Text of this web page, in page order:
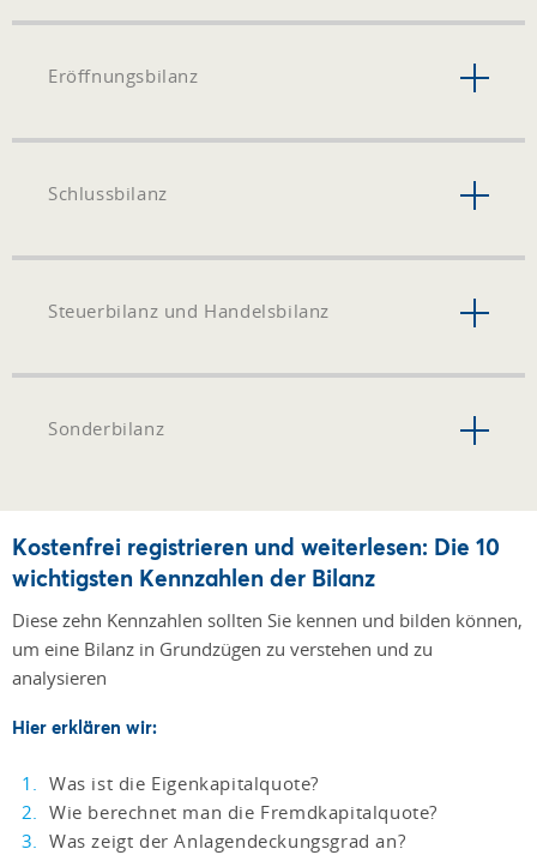
Eröffnungsbilanz
Schlussbilanz
Steuerbilanz und Handelsbilanz
Sonderbilanz
Kostenfrei registrieren und weiterlesen: Die 10
wichtigsten Kennzahlen der Bilanz
Diese zehn Kennzahlen sollten Sie kennen und bilden können,
um eine Bilanz in Grundzügen zu verstehen und zu
analysieren
Hier erklären wir:
Was ist die Eigenkapitalquote?
Wie berechnet man die Fremdkapitalquote?
Was zeigt der Anlagendeckungsgrad an?